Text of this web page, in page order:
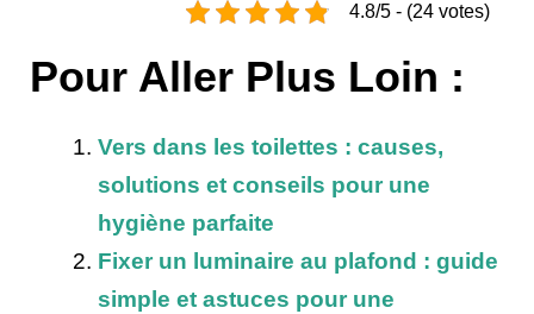
4.8/5 - (24 votes)
Pour Aller Plus Loin :
Vers dans les toilettes : causes,
solutions et conseils pour une
hygiène parfaite
Fixer un luminaire au plafond : guide
simple et astuces pour une